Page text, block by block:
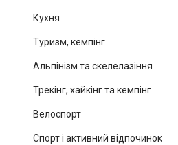
Кухня
Туризм, кемпінг
Альпінізм та скелелазіння
Трекінг, хайкінг та кемпінг
Велоспорт
Спорт і активний відпочинок